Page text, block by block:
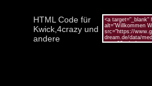
HTML Code für
Kwick,4crazy und
andere